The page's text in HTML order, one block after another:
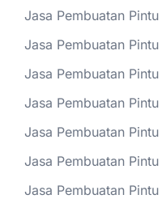
Jasa Pembuatan
Jasa Pembuatan
Jasa Pembuatan
Jasa Pembuatan
Jasa Pembuatan
Jasa Pembuatan
Jasa Pembuatan